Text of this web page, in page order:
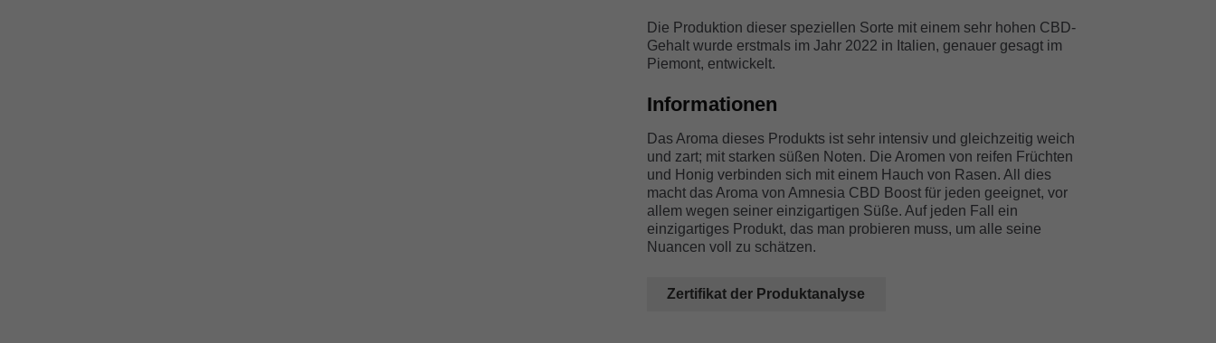
Die Produktion dieser speziellen Sorte mit einem sehr hohen CBD-
Gehalt wurde erstmals im Jahr 2022 in Italien, genauer gesagt im
Piemont, entwickelt.
Informationen
Das Aroma dieses Produkts ist sehr intensiv und gleichzeitig weich
und zart; mit starken süßen Noten. Die Aromen von reifen Früchten
und Honig verbinden sich mit einem Hauch von Rasen. All dies
macht das Aroma von Amnesia CBD Boost für jeden geeignet, vor
allem wegen seiner einzigartigen Süße. Auf jeden Fall ein
einzigartiges Produkt, das man probieren muss, um alle seine
Nuancen voll zu schätzen.
Zertifikat der Produktanalyse